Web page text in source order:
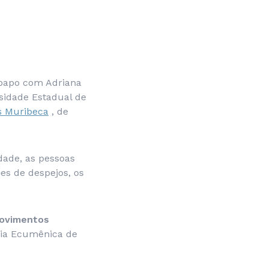
com Adriana
Estadual de
Muribeca , de
as pessoas
de despejos, os
Ecumênica de